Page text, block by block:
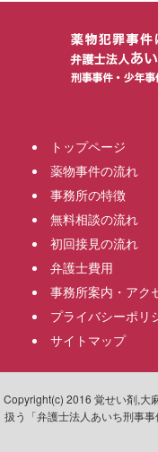
トップページ
薬物事件の流れ
事務所の特徴
無料相談の流れ
初回接見の流れ
弁護士費用
事務所案内・アク
プライバシーポリ
サイトマップ
Copyright(c) 2016 覚せい剤,大
扱う「弁護士法人あいち刑事